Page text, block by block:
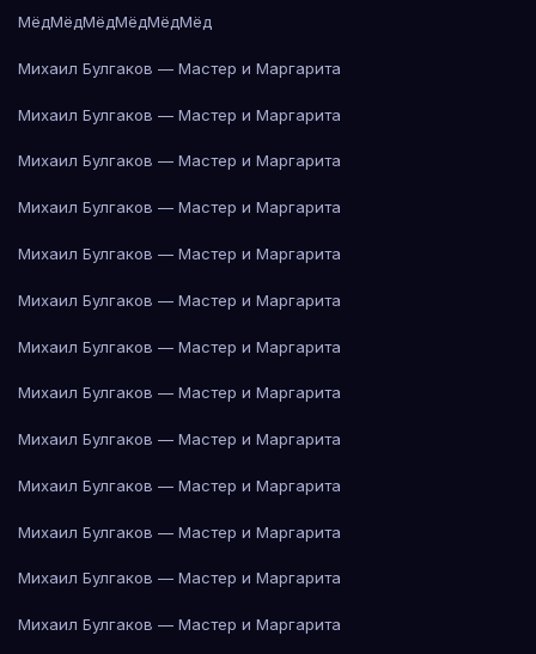
МёдМёдМёдМёдМёдМёд
Михаил Булгаков — Мастер и Маргарита
Михаил Булгаков — Мастер и Маргарита
Михаил Булгаков — Мастер и Маргарита
Михаил Булгаков — Мастер и Маргарита
Михаил Булгаков — Мастер и Маргарита
Михаил Булгаков — Мастер и Маргарита
Михаил Булгаков — Мастер и Маргарита
Михаил Булгаков — Мастер и Маргарита
Михаил Булгаков — Мастер и Маргарита
Михаил Булгаков — Мастер и Маргарита
Михаил Булгаков — Мастер и Маргарита
Михаил Булгаков — Мастер и Маргарита
Михаил Булгаков — Мастер и Маргарита